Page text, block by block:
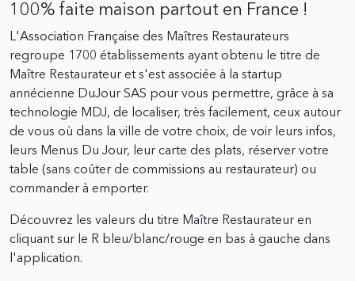
100% faite maison partout en France !
L'Association Française des Maîtres Restaurateurs
regroupe 1700 établissements ayant obtenu le titre de
Maître Restaurateur et s'est associée à la startup
annécienne DuJour SAS pour vous permettre, grâce à sa
technologie MDJ, de localiser, très facilement, ceux autour
de vous où dans la ville de votre choix, de voir leurs infos,
leurs Menus Du Jour, leur carte des plats, réserver votre
table (sans coûter de commissions au restaurateur) ou
commander à emporter.
Découvrez les valeurs du titre Maître Restaurateur en
cliquant sur le R bleu/blanc/rouge en bas à gauche dans
l'application.